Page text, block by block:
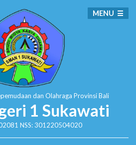
dan Olahraga Provinsi Bali
1 Sukawati
NSS: 301220504020
MENU